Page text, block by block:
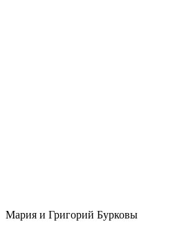
Мария и Григорий Бурковы